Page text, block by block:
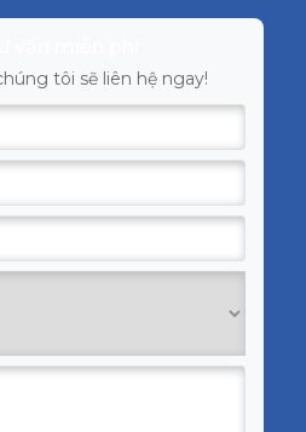
tôi sẽ liên hệ ngay!